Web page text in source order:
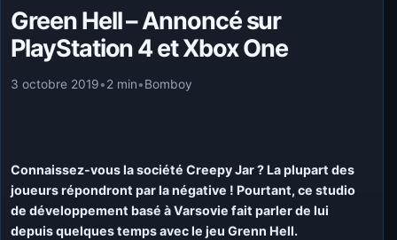
Green Hell – Annoncé sur
PlayStation 4 et Xbox One
3 octobre 2019•2 min•Bomboy
Connaissez-vous la société Creepy Jar ? La plupart des
joueurs répondront par la négative ! Pourtant, ce studio
de développement basé à Varsovie fait parler de lui
depuis quelques temps avec le jeu Grenn Hell.